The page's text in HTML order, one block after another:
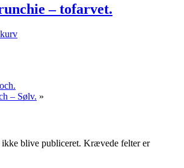
– tofarvet.
– Sølv. »
blive publiceret. Krævede felter er